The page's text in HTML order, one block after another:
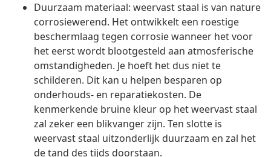
Duurzaam materiaal: weervast staal is van nature
corrosiewerend. Het ontwikkelt een roestige
beschermlaag tegen corrosie wanneer het voor
het eerst wordt blootgesteld aan atmosferische
omstandigheden. Je hoeft het dus niet te
schilderen. Dit kan u helpen besparen op
onderhouds- en reparatiekosten. De
kenmerkende bruine kleur op het weervast staal
zal zeker een blikvanger zijn. Ten slotte is
weervast staal uitzonderlijk duurzaam en zal het
de tand des tijds doorstaan.